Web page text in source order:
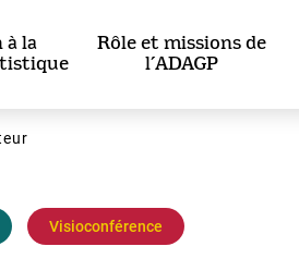
à la
Rôle et missions de
l’ADAGP
Visioconférence